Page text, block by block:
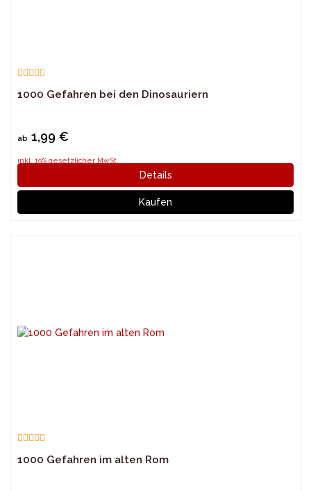
1000 Gefahren bei den Dinosauriern
ab 1,99 €
inkl. 19% gesetzlicher MwSt.
Details
Kaufen
1000 Gefahren im alten Rom